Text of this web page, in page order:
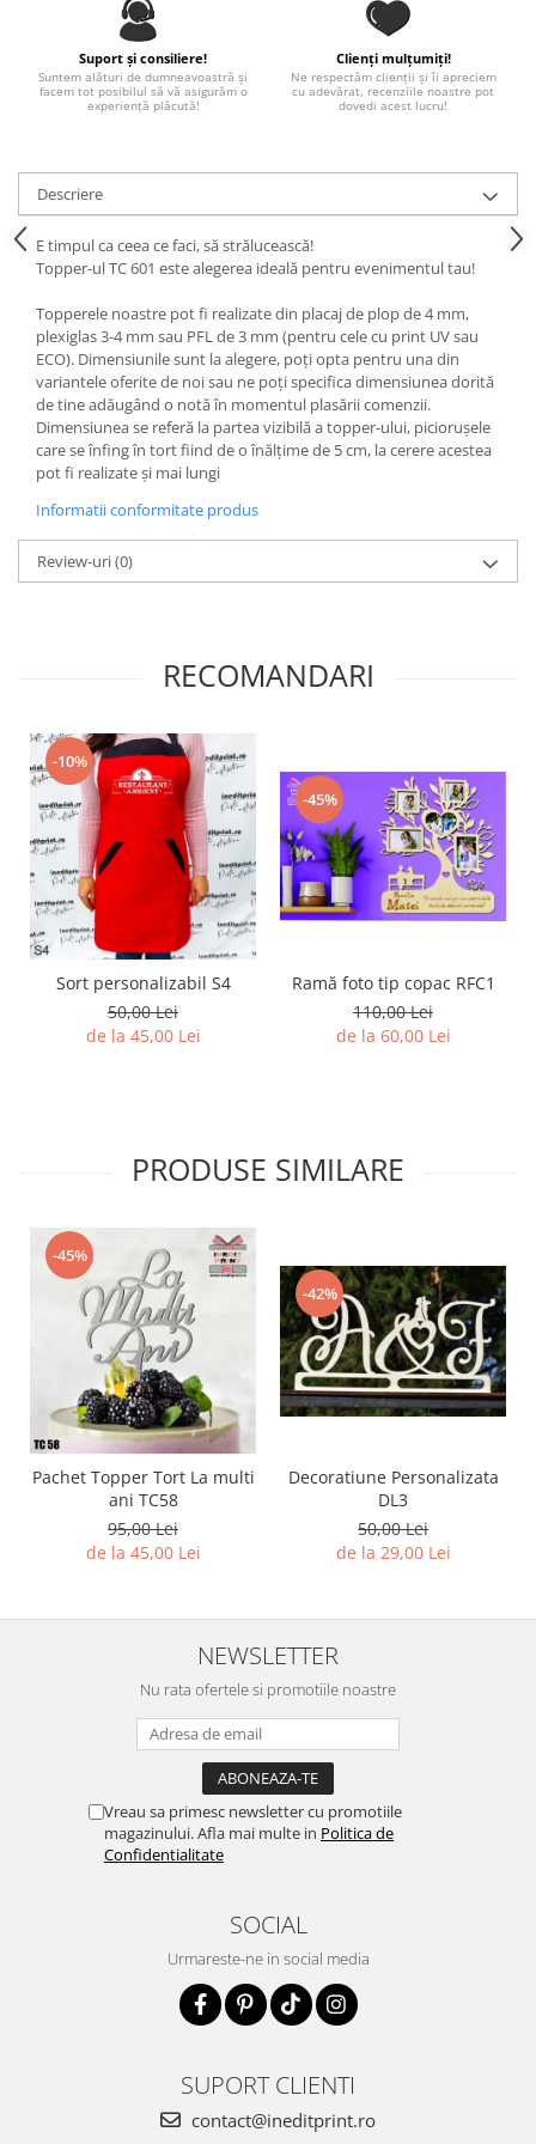
Alte evenimente
Ilustratii
Sporturi
Personaje
Porumbei
Diverse
Alte limbi
Engleza
Maghiara
Spaniola
Germana
Italiana
Diverse
Oferte (Cake Toppers)
Pachete Inedite
Stand Prezentare
Oneline (Topper Lateral)
Suport și consiliere!
Suntem alături de dumneavoastră și
facem tot posibilul să vă asigurăm o
experiență plăcută!
Clienți mulțumiți!
Ne respectăm clienții și îi apreciem
cu adevărat, recenziile noastre pot
dovedi acest lucru!
Descriere
E timpul ca ceea ce faci, să strălucească!
Topper-ul TC 601 este alegerea ideală pentru evenimentul tau!
Topperele noastre pot fi realizate din placaj de plop de 4 mm,
plexiglas 3-4 mm sau PFL de 3 mm (pentru cele cu print UV sau
ECO). Dimensiunile sunt la alegere, poți opta pentru una din
variantele oferite de noi sau ne poți specifica dimensiunea dorită
de tine adăugând o notă în momentul plasării comenzii.
Dimensiunea se referă la partea vizibilă a topper-ului, piciorușele
care se înfing în tort fiind de o înălțime de 5 cm, la cerere acestea
pot fi realizate și mai lungi
Informatii conformitate produs
Review-uri(0)
RECOMANDARI
-10%
Sort personalizabil S4
50,00 Lei
de la 45,00 Lei
-45%
Ramă foto tip copac RFC1
110,00 Lei
de la 60,00 Lei
PRODUSE SIMILARE
-45%
Pachet Topper Tort La multi
ani TC58
95,00 Lei
de la 45,00 Lei
-42%
Decoratiune Personalizata
DL3
50,00 Lei
de la 29,00 Lei
NEWSLETTER
Nu rata ofertele si promotiile noastre
Vreau sa primesc newsletter cu promotiile
magazinului. Afla mai multe in Politica de
Confidentialitate
SOCIAL
Urmareste-ne in social media
SUPORT CLIENTI
contact@ineditprint.ro